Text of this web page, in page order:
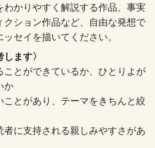
かりやすく解説する作品、事実
クション作品など、自由な発想で
セイを描いてください。
ます〉
ことができているか、ひとりよが
か
ことがあり、テーマをきちんと絞
者に支持される親しみやすさがあ